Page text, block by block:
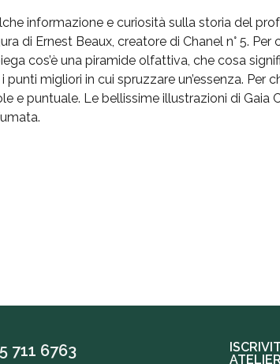
informazione e curiosità sulla storia del
di Ernest Beaux, creatore di Chanel n° 5.
cos’è una piramide olfattiva, che cosa
migliori in cui spruzzare un’essenza. Per
e puntuale. Le bellissime illustrazioni di Gaia
711 6763
ATELIER